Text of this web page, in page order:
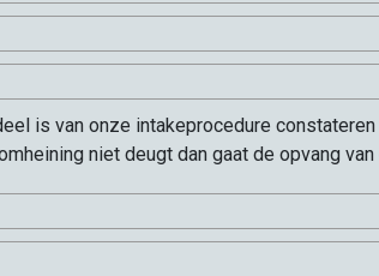
is van onze intakeprocedure
niet deugt dan gaat de opvang van